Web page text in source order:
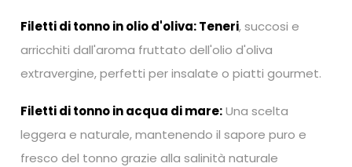
Filetti di tonno in olio d'oliva: Teneri, succosi e
arricchiti dall'aroma fruttato dell'olio d'oliva
extravergine, perfetti per insalate o piatti gourmet.
Filetti di tonno in acqua di mare:Una scelta
leggera e naturale, mantenendo il sapore puro e
fresco del tonno grazie alla salinità naturale